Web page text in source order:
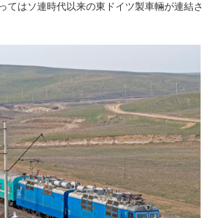
てはソ連時代以来の東ドイツ製車輛が連結さ